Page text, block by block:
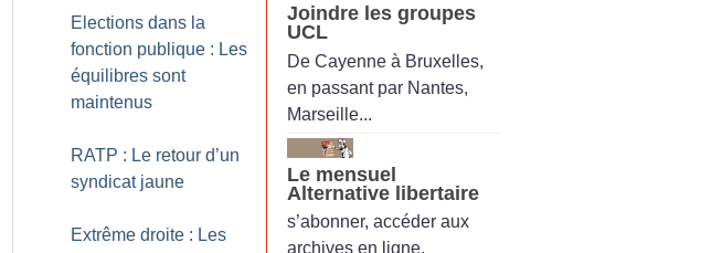
Elections dans la
fonction publique : Les
équilibres sont
maintenus
RATP : Le retour d’un
syndicat jaune
Extrême droite : Les
Joindre les groupes
UCL
De Cayenne à Bruxelles,
en passant par Nantes,
Marseille...
Le mensuel
Alternative libertaire
s’abonner, accéder aux
archives en ligne.